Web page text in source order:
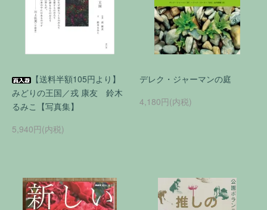
【送料半額105円より】
みどりの王国／戎 康友 鈴木
るみこ【写真集】
5,940円(内税)
デレク・ジャーマンの庭
4,180円(内税)